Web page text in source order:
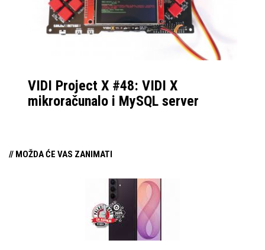
VIDI Project X #48: VIDI X
mikroračunalo i MySQL server
// MOŽDA ĆE VAS ZANIMATI